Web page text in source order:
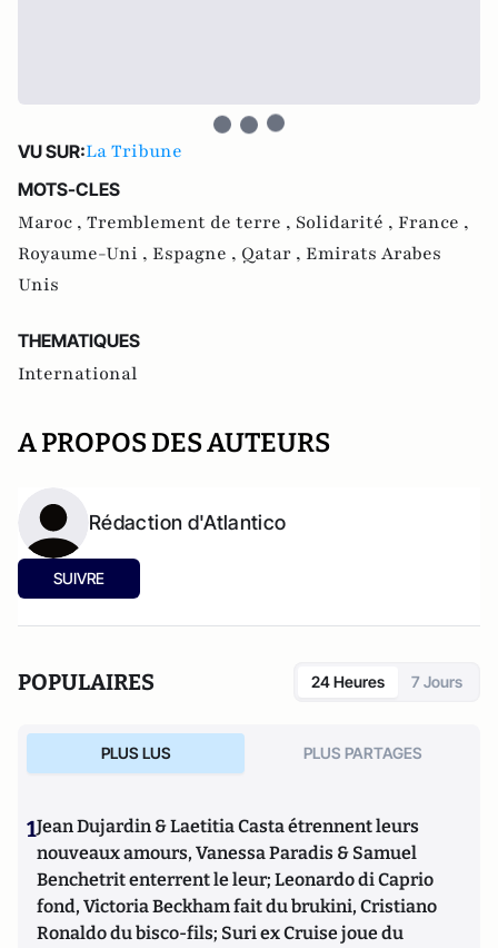
VU SUR:La Tribune
MOTS-CLES
Maroc , Tremblement de terre , Solidarité , France ,
Royaume-Uni , Espagne , Qatar , Emirats Arabes
Unis
THEMATIQUES
International
A PROPOS DES AUTEURS
Rédaction d'Atlantico
SUIVRE
POPULAIRES 24 Heures 7 Jours
PLUS LUS PLUS PARTAGES
1Jean Dujardin & Laetitia Casta étrennent leurs
nouveaux amours, Vanessa Paradis & Samuel
Benchetrit enterrent le leur; Leonardo di Caprio
fond, Victoria Beckham fait du brukini, Cristiano
Ronaldo du bisco-fils; Suri ex Cruise joue du